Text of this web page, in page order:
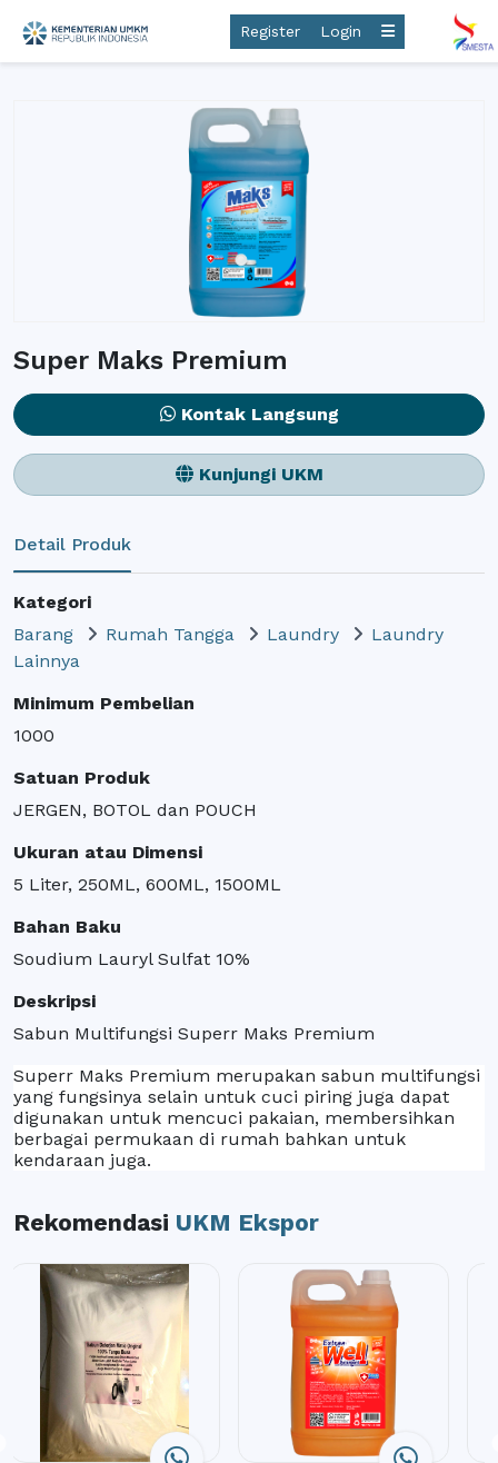
Register Login
Super Maks Premium
Kontak Langsung
Kunjungi UKM
Detail Produk
Kategori
Barang
Rumah Tangga Laundry
Laundry
Lainnya
Minimum Pembelian
1000
Satuan Produk
JERGEN, BOTOL dan POUCH
Ukuran atau Dimensi
5 Liter, 250ML, 600ML, 1500ML
Bahan Baku
Soudium Lauryl Sulfat 10%
Deskripsi
Sabun Multifungsi Superr Maks Premium
Superr Maks Premium merupakan sabun multifungsi
yang fungsinya selain untuk cuci piring juga dapat
digunakan untuk mencuci pakaian, membersihkan
berbagai permukaan di rumah bahkan untuk
kendaraan juga.
Rekomendasi UKM Ekspor